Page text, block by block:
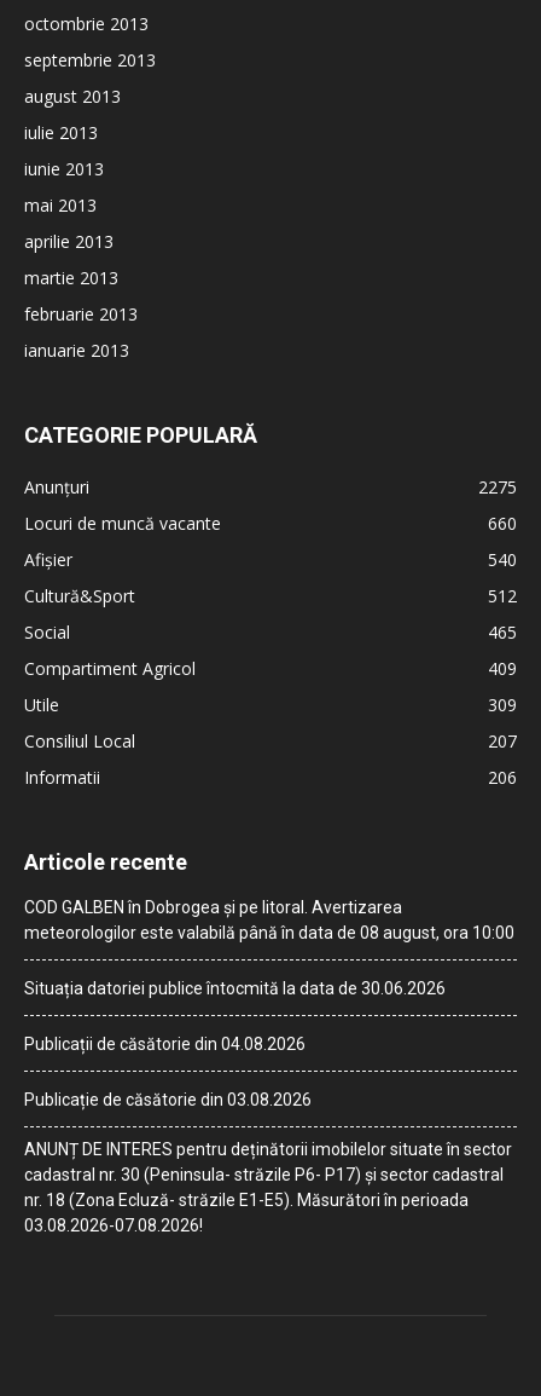
octombrie 2013
septembrie 2013
august 2013
iulie 2013
iunie 2013
mai 2013
aprilie 2013
martie 2013
februarie 2013
ianuarie 2013
CATEGORIE POPULARĂ
Anunțuri
2275
Locuri de muncă vacante
660
Afișier
540
Cultură&Sport
512
Social
465
Compartiment Agricol
409
Utile
309
Consiliul Local
207
Informatii
206
Articole recente
COD GALBEN în Dobrogea și pe litoral. Avertizarea
meteorologilor este valabilă până în data de 08 august, ora 10:00
Situația datoriei publice întocmită la data de 30.06.2026
Publicații de căsătorie din 04.08.2026
Publicație de căsătorie din 03.08.2026
ANUNȚ DE INTERES pentru deținătorii imobilelor situate în sector
cadastral nr. 30 (Peninsula- străzile P6- P17) și sector cadastral
nr. 18 (Zona Ecluză- străzile E1-E5). Măsurători în perioada
03.08.2026-07.08.2026!